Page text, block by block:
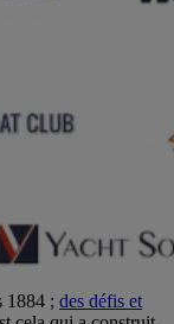
1884 ; des défis et